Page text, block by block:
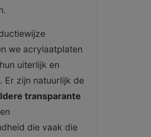
we acrylaatplaten
uiterlijk en
Er zijn natuurlijk de
transparante
die vaak die